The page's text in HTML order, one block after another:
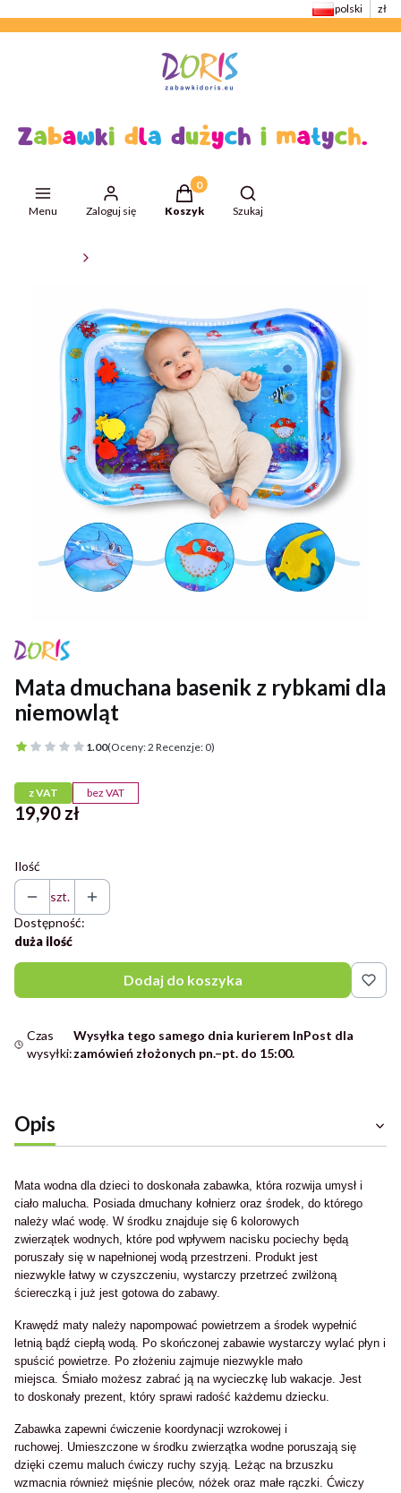
polski zł
Menu Zaloguj się
Produkty w koszyku: 0. Zobacz
Koszyk
Otwórz wyszukiwarkę
Szukaj
Mata dmuchana basenik z rybkami dla
niemowląt
1.00(Oceny: 2 Recenzje: 0)
z VAT bez VAT
Cena
19,90 zł
Ilość
szt.
Dostępność:
duża ilość
Dodaj do koszyka
Czas
wysyłki:
Wysyłka tego samego dnia kurierem InPost dla
zamówień złożonych pn.–pt. do 15:00.
Opis
Mata wodna dla dzieci to doskonała zabawka, która rozwija umysł i
ciało malucha. Posiada dmuchany kołnierz oraz środek, do którego
należy wlać wodę. W środku znajduje się 6 kolorowych
zwierzątek wodnych, które pod wpływem nacisku pociechy będą
poruszały się w napełnionej wodą przestrzeni. Produkt jest
niezwykle łatwy w czyszczeniu, wystarczy przetrzeć zwilżoną
ściereczką i już jest gotowa do zabawy.
Krawędź maty należy napompować powietrzem a środek wypełnić
letnią bądź ciepłą wodą. Po skończonej zabawie wystarczy wylać płyn i
spuścić powietrze. Po złożeniu zajmuje niezwykle mało
miejsca. Śmiało możesz zabrać ją na wycieczkę lub wakacje. Jest
to doskonały prezent, który sprawi radość każdemu dziecku.
Zabawka zapewni ćwiczenie koordynacji wzrokowej i
ruchowej. Umieszczone w środku zwierzątka wodne poruszają się
dzięki czemu maluch ćwiczy ruchy szyją. Leżąc na brzuszku
wzmacnia również mięśnie pleców, nóżek oraz małe rączki. Ćwiczy